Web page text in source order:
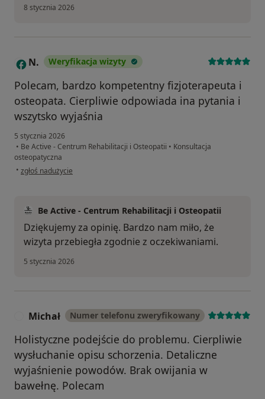
8 stycznia 2026
N N. Weryfikacja wizyty
Polecam, bardzo kompetentny fizjoterapeuta i
osteopata. Cierpliwie odpowiada ina pytania i
wszytsko wyjaśnia
5 stycznia 2026
• Be Active - Centrum Rehabilitacji i Osteopatii • Konsultacja
osteopatyczna
• w opinii użytkownika N.
zgłoś nadużycie
Be Active - Centrum Rehabilitacji i Osteopatii
Dziękujemy za opinię. Bardzo nam miło, że
wizyta przebiegła zgodnie z oczekiwaniami.
5 stycznia 2026
Michał Numer telefonu zweryfikowany
Holistyczne podejście do problemu. Cierpliwie
wysłuchanie opisu schorzenia. Detaliczne
wyjaśnienie powodów. Brak owijania w
bawełnę. Polecam